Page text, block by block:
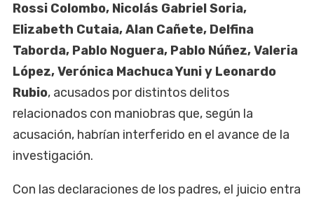
Rossi Colombo, Nicolás Gabriel Soria,
Elizabeth Cutaia, Alan Cañete, Delfina
Taborda, Pablo Noguera, Pablo Núñez, Valeria
López, Verónica Machuca Yuni y Leonardo
Rubio, acusados por distintos delitos
relacionados con maniobras que, según la
acusación, habrían interferido en el avance de la
investigación.
Con las declaraciones de los padres, el juicio entra